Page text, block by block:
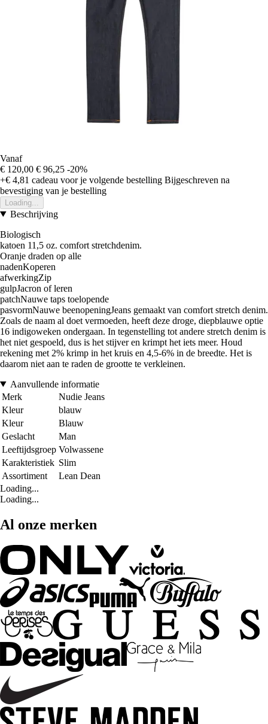
Vanaf
€ 120,00 € 96,25 -20%
+€ 4,81 cadeau voor je volgende bestelling Bijgeschreven na
bevestiging van je bestelling
Loading...
Beschrijving
Biologisch
katoen 11,5 oz. comfort stretchdenim.
Oranje draden op alle
nadenKoperen
afwerkingZip
gulpJacron of leren
patchNauwe taps toelopende
pasvormNauwe beenopeningJeans gemaakt van comfort stretch denim.
Zoals de naam al doet vermoeden, heeft deze droge, diepblauwe optie
16 indigoweken ondergaan. In tegenstelling tot andere stretch denim is
het niet gespoeld, dus is het stijver en krimpt het iets meer. Houd
rekening met 2% krimp in het kruis en 4,5-6% in de breedte. Het is
daarom niet aan te raden de grootte te verkleinen.
Aanvullende informatie
Merk
Nudie Jeans
Kleur
blauw
Kleur
Blauw
Geslacht
Man
Leeftijdsgroep Volwassene
Karakteristiek Slim
Assortiment
Lean Dean
Loading...
Loading...
Al onze merken